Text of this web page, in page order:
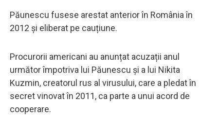
Păunescu fusese arestat anterior în România în
2012 și eliberat pe cauțiune.
Procurorii americani au anunțat acuzații anul
următor împotriva lui Păunescu și a lui Nikita
Kuzmin, creatorul rus al virusului, care a pledat în
secret vinovat în 2011, ca parte a unui acord de
cooperare.